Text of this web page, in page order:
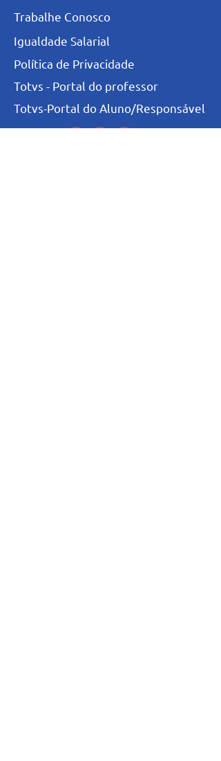
Trabalhe Conosco
Igualdade Salarial
Política de Privacidade
Totvs - Portal do professor
Totvs-Portal do Aluno/Responsável